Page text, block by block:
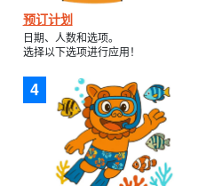
预订计划
日期、人数和选项。
选择以下选项进行应用！